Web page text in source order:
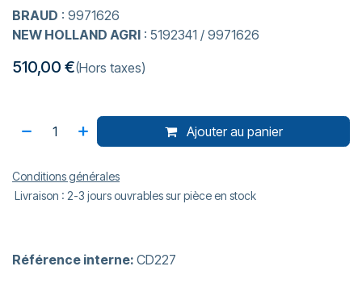
BRAUD : 9971626
NEW HOLLAND AGRI : 5192341 / 9971626
510,00 €(Hors taxes)
Ajouter au panier
Conditions générales
Livraison : 2-3 jours ouvrables sur pièce en stock
Référence interne: CD227